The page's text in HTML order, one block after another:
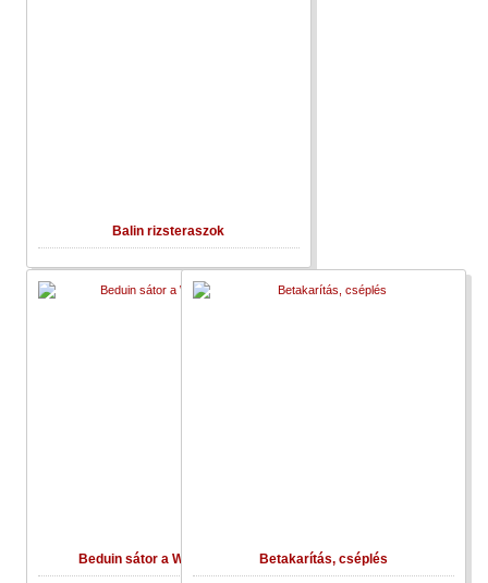
Balin rizsteraszok
Beduin sátor a Wadi Rumban Betakarítás, cséplés